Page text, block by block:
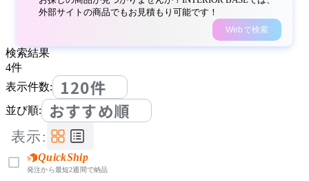
外部サイトの商品でもお見積もり可能です！
Webで検索
検索結果
4件
表示件数:
120件
並び順: おすすめ順
表示:
QuickShip
発注から最短2週間で納品